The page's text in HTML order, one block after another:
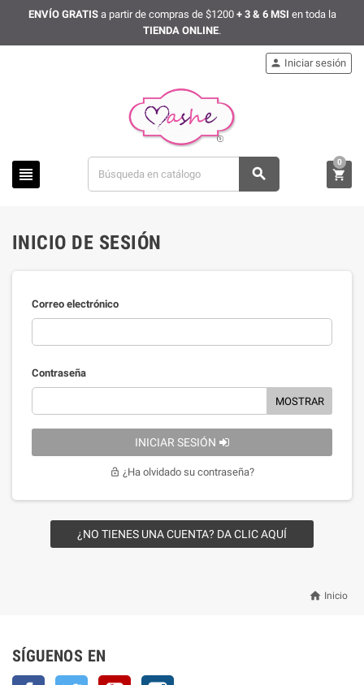
ENVÍO GRATISa partir de compras de $1200 + 3 & 6 MSI en toda la
TIENDA ONLINE.
 
 Iniciar sesión

0
INICIO DE SESIÓN
Correo electrónico
Contraseña
MOSTRAR
INICIAR SESIÓN
lock_open ¿Ha olvidado su contraseña?
¿NO TIENES UNA CUENTA? DA CLIC AQUÍ
home Inicio
SÍGUENOS EN